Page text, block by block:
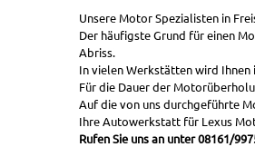
Unsere Motor Spezialisten in
Der häufigste Grund für einen
Abriss.
In vielen Werkstätten wird Ihnen
Für die Dauer der
Auf die von uns durchgeführte
Ihre Autowerkstatt für Lexus
Rufen Sie uns an unter 08161/